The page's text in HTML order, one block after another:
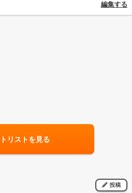
編集する
リストを見る
投稿